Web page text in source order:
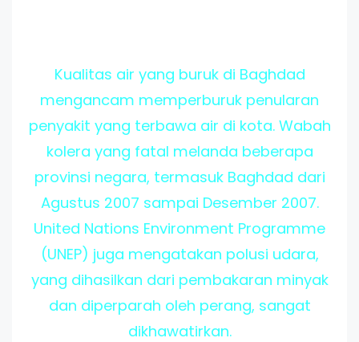
Kualitas air yang buruk di Baghdad
mengancam memperburuk penularan
penyakit yang terbawa air di kota. Wabah
kolera yang fatal melanda beberapa
provinsi negara, termasuk Baghdad dari
Agustus 2007 sampai Desember 2007.
United Nations Environment Programme
(UNEP) juga mengatakan polusi udara,
yang dihasilkan dari pembakaran minyak
dan diperparah oleh perang, sangat
dikhawatirkan.